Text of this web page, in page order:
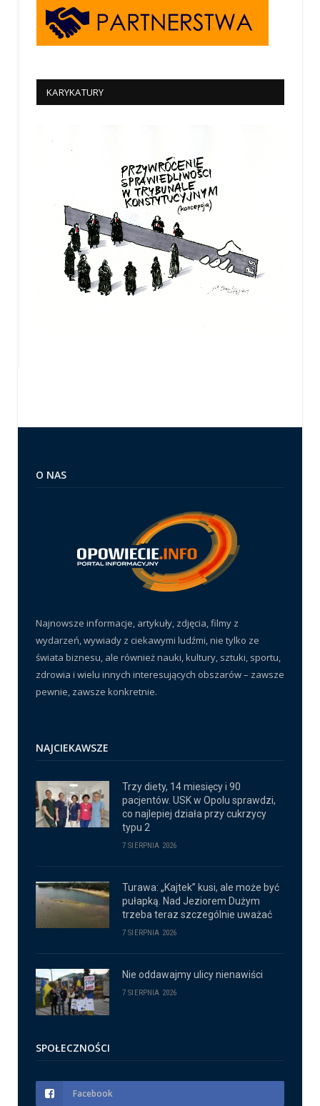
KARYKATURY
O NAS
Najnowsze informacje, artykuły, zdjęcia, filmy z
wydarzeń, wywiady z ciekawymi ludźmi, nie tylko ze
świata biznesu, ale również nauki, kultury, sztuki, sportu,
zdrowia i wielu innych interesujących obszarów – zawsze
pewnie, zawsze konkretnie.
NAJCIEKAWSZE
Trzy diety, 14 miesięcy i 90
pacjentów. USK w Opolu sprawdzi,
co najlepiej działa przy cukrzycy
typu 2
7 SIERPNIA 2026
Turawa: „Kajtek” kusi, ale może być
pułapką. Nad Jeziorem Dużym
trzeba teraz szczególnie uważać
7 SIERPNIA 2026
Nie oddawajmy ulicy nienawiści
7 SIERPNIA 2026
SPOŁECZNOŚCI
Facebook